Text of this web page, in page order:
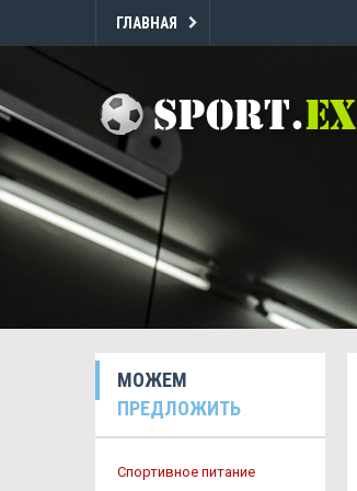
ГЛАВНАЯ
МОЖЕМ
ПРЕДЛОЖИТЬ
Спортивное питание